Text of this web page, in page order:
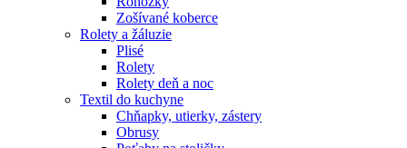
Zošívané koberce
Rolety a žáluzie
Plisé
Rolety
Rolety deň a noc
Textil do kuchyne
Chňapky, utierky, zástery
Obrusy